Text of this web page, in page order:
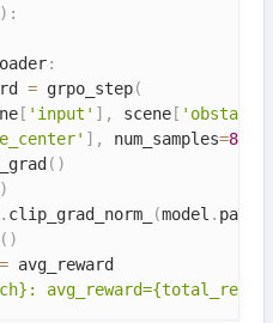
) :
:
= grpo_step(
[ 'input' ] , scene [
] , num_samples=8
( )
)
. clip_grad_norm_ (model .
( )
avg_reward